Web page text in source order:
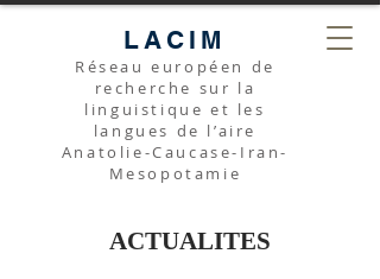
LACIM
Réseau européen de
recherche sur la
linguistique et les
langues de l’aire
Anatolie-Caucase-Iran-
Mesopotamie
ACTUALITES